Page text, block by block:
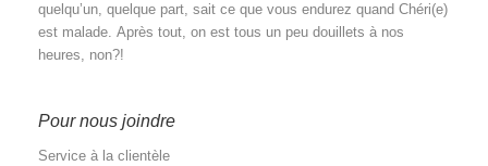
quelqu’un, quelque part, sait ce que vous endurez quand Chéri(e)
est malade. Après tout, on est tous un peu douillets à nos
heures, non?!
Pour nous joindre
Service à la clientèle